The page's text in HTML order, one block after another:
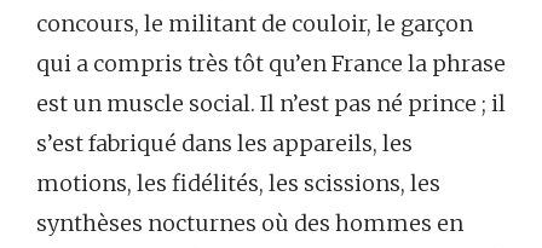
concours, le militant de couloir, le garçon
qui a compris très tôt qu’en France la phrase
est un muscle social. Il n’est pas né prince ; il
s’est fabriqué dans les appareils, les
motions, les fidélités, les scissions, les
synthèses nocturnes où des hommes en